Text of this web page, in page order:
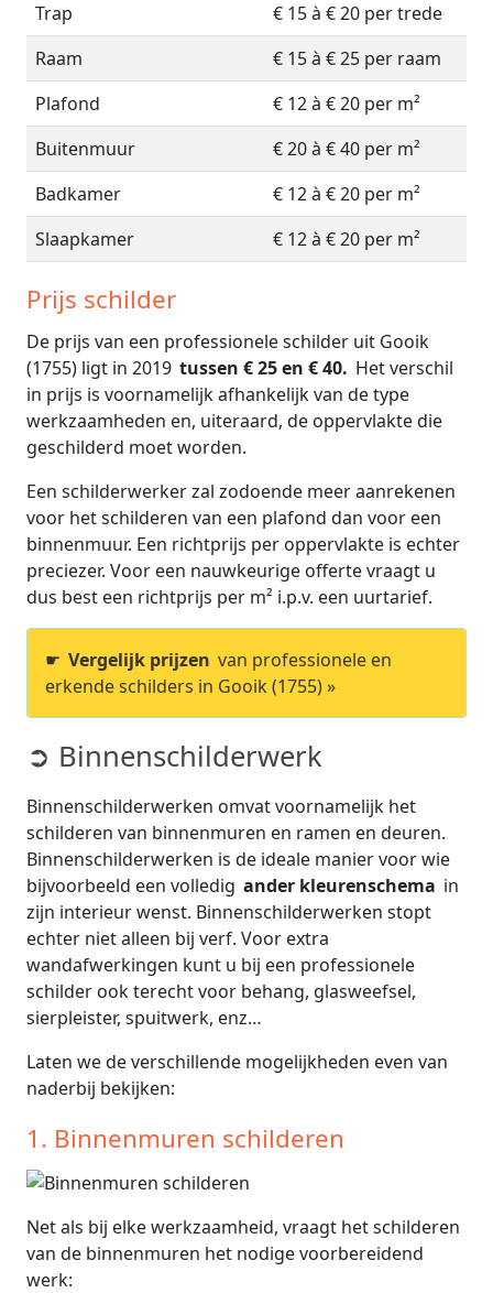
Trap
€ 15 à € 20 per trede
Raam
€ 15 à € 25 per raam
Plafond
€ 12 à € 20 per m²
Buitenmuur
€ 20 à € 40 per m²
Badkamer
€ 12 à € 20 per m²
Slaapkamer
€ 12 à € 20 per m²
Prijs schilder
De prijs van een professionele schilder uit Gooik
(1755) ligt in 2019 tussen € 25 en € 40. Het verschil
in prijs is voornamelijk afhankelijk van de type
werkzaamheden en, uiteraard, de oppervlakte die
geschilderd moet worden.
Een schilderwerker zal zodoende meer aanrekenen
voor het schilderen van een plafond dan voor een
binnenmuur. Een richtprijs per oppervlakte is echter
preciezer. Voor een nauwkeurige offerte vraagt u
dus best een richtprijs per m² i.p.v. een uurtarief.
☛ Vergelijk prijzen van professionele en
erkende schilders in Gooik (1755) »
➲ Binnenschilderwerk
Binnenschilderwerken omvat voornamelijk het
schilderen van binnenmuren en ramen en deuren.
Binnenschilderwerken is de ideale manier voor wie
bijvoorbeeld een volledig ander kleurenschema in
zijn interieur wenst. Binnenschilderwerken stopt
echter niet alleen bij verf. Voor extra
wandafwerkingen kunt u bij een professionele
schilder ook terecht voor behang, glasweefsel,
sierpleister, spuitwerk, enz…
Laten we de verschillende mogelijkheden even van
naderbij bekijken:
1. Binnenmuren schilderen
Net als bij elke werkzaamheid, vraagt het schilderen
van de binnenmuren het nodige voorbereidend
werk: